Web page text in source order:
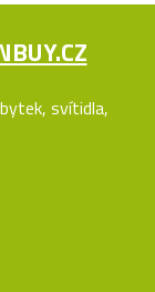
svítidla,